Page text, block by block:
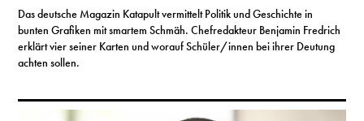
Das deutsche Magazin Katapult vermittelt Politik und Geschichte in
bunten Grafiken mit smartem Schmäh. Chefredakteur Benjamin Fredrich
erklärt vier seiner Karten und worauf Schüler/innen bei ihrer Deutung
achten sollen.